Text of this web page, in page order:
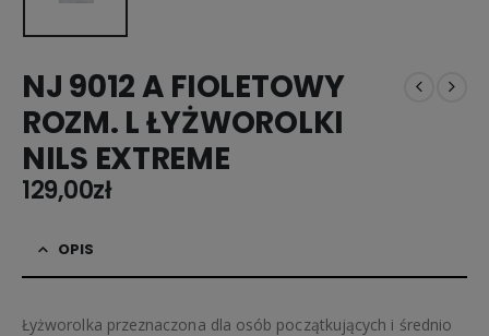
NJ 9012 A FIOLETOWY
ROZM. L ŁYŻWOROLKI
NILS EXTREME
129,00zł
OPIS
Łyżworolka przeznaczona dla osób początkujących i średnio